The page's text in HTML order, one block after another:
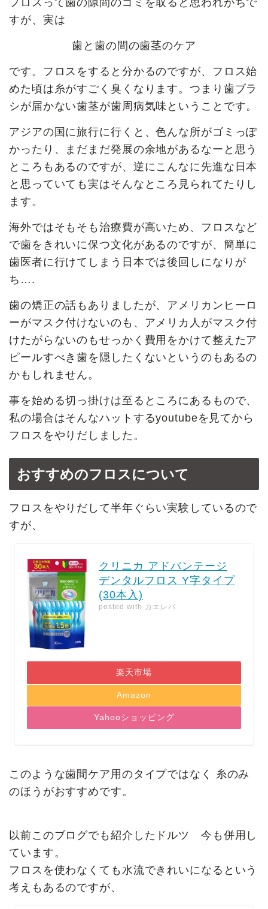
すが、実は
歯と歯の間の歯茎のケア
です。フロスをすると分かるのですが、フロス始
めた頃は糸がすごく臭くなります。つまり歯ブラ
シが届かない歯茎が歯周病気味ということです。
アジアの国に旅行に行くと、色んな所がゴミっぽ
かったり、まだまだ発展の余地があるなーと思う
ところもあるのですが、逆にこんなに先進な日本
と思っていても実はそんなところ見られてたりし
ます。
海外ではそもそも治療費が高いため、フロスなど
で歯をきれいに保つ文化があるのですが、簡単に
歯医者に行けてしまう日本では後回しになりが
ち….
歯の矯正の話もありましたが、アメリカンヒーロ
ーがマスク付けないのも、アメリカ人がマスク付
けたがらないのもせっかく費用をかけて整えたア
ピールすべき歯を隠したくないというのもあるの
かもしれません。
事を始める切っ掛けは至るところにあるもので、
私の場合はそんなハットするyoutubeを見てから
フロスをやりだしました。
おすすめのフロスについて
フロスをやりだして半年ぐらい実験しているので
すが、
クリニカ アドバンテージ
デンタルフロス Y字タイプ
(30本入)
posted with カエレバ
楽天市場
Amazon
Yahooショッピング
このような歯間ケア用のタイプではなく 糸のみ
のほうがおすすめです。
以前このブログでも紹介したドルツ 今も併用し
ています。
フロスを使わなくても水流できれいになるという
考えもあるのですが、